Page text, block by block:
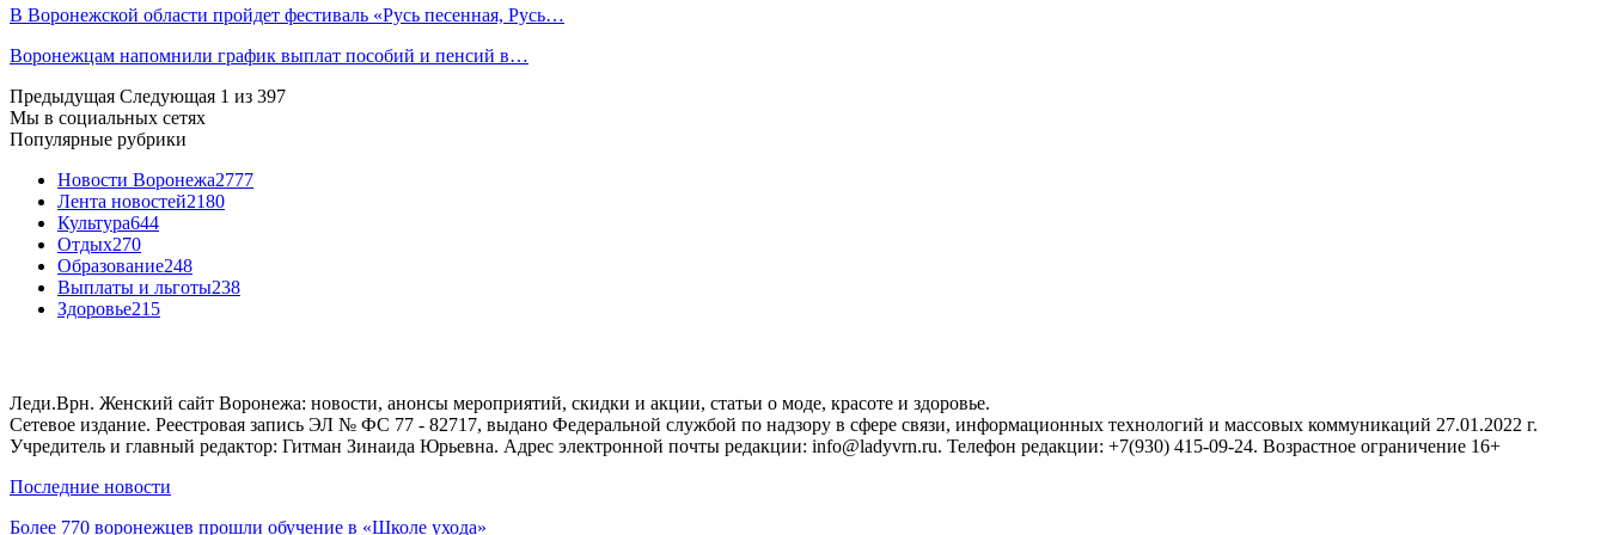
В Воронежской области пройдет фестиваль «Русь песенная, Русь…
Воронежцам напомнили график выплат пособий и пенсий в…
Предыдущая Следующая 1 из 397
Мы в социальных сетях
Популярные рубрики
Новости Воронежа2777
Лента новостей2180
Культура644
Отдых270
Образование248
Выплаты и льготы238
Здоровье215
Леди.Врн. Женский сайт Воронежа: новости, анонсы мероприятий, скидки и акции, статьи о моде, красоте и здоровье.
Сетевое издание. Реестровая запись ЭЛ № ФС 77 - 82717, выдано Федеральной службой по надзору в сфере связи, информационных технологий и массовых коммуникаций 27.01.2022 г.
Учредитель и главный редактор: Гитман Зинаида Юрьевна. Адрес электронной почты редакции: info@ladyvrn.ru. Телефон редакции: +7(930) 415-09-24. Возрастное ограничение 16+
Последние новости
Более 770 воронежцев прошли обучение в «Школе ухода»